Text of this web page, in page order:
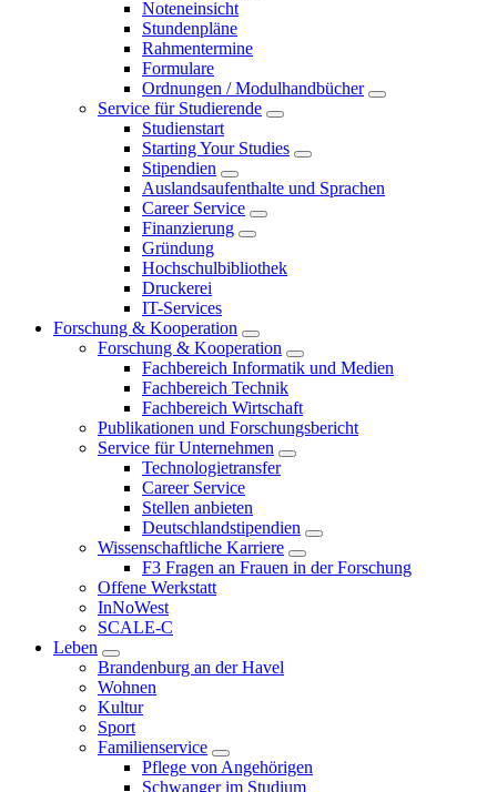
Noteneinsicht
Stundenpläne
Rahmentermine
Formulare
Ordnungen / Modulhandbücher
Service für Studierende
Studienstart
Starting Your Studies
Stipendien
Auslandsaufenthalte und Sprachen
Career Service
Finanzierung
Gründung
Hochschulbibliothek
Druckerei
IT-Services
Forschung & Kooperation
Forschung & Kooperation
Fachbereich Informatik und Medien
Fachbereich Technik
Fachbereich Wirtschaft
Publikationen und Forschungsbericht
Service für Unternehmen
Technologietransfer
Career Service
Stellen anbieten
Deutschlandstipendien
Wissenschaftliche Karriere
F3 Fragen an Frauen in der Forschung
Offene Werkstatt
InNoWest
SCALE-C
Leben
Brandenburg an der Havel
Wohnen
Kultur
Sport
Familienservice
Pflege von Angehörigen
Schwanger im Studium